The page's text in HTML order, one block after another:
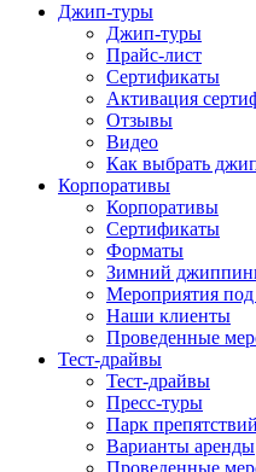
Джип-туры
Джип-туры
Прайс-лист
Сертификаты
Активация
Отзывы
Видео
Как выбрать
Корпоративы
Корпоративы
Сертификаты
Форматы
Зимний
Мероприятия
Наши клиенты
Проведенные
Тест-драйвы
Тест-драйвы
Пресс-туры
Парк препятствий
Варианты аренды
Проведенные